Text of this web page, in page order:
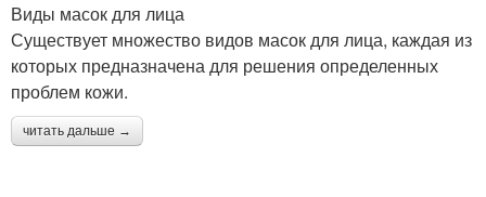
Виды масок для лица
Существует множество видов масок для лица, каждая из
которых предназначена для решения определенных
проблем кожи.
читать дальше →